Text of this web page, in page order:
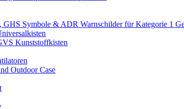
GHS Symbole & ADR Warnschilder für Kategorie 1
Kunststoffkisten
Outdoor Case